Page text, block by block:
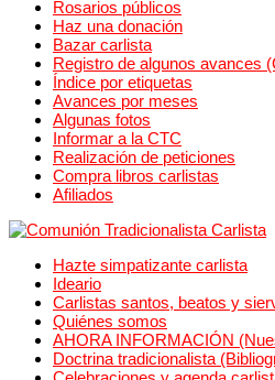
Rosarios públicos
Haz una donación
Bazar carlista
Registro de algunos avances
Índice por etiquetas
Avances por meses
Algunas fotos
Informar a la CTC
Realización de peticiones
Compra libros carlistas
Afiliados
Hazte simpatizante carlista
Ideario
Carlistas santos, beatos y
Quiénes somos
AHORA INFORMACIÓN
Doctrina tradicionalista